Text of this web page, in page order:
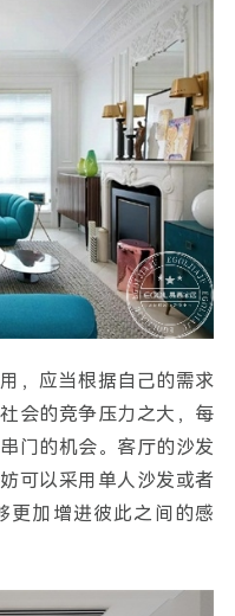
，应当根据自己的需求
会的竞争压力之大，每
门的机会。客厅的沙发
可以采用单人沙发或者
更加增进彼此之间的感